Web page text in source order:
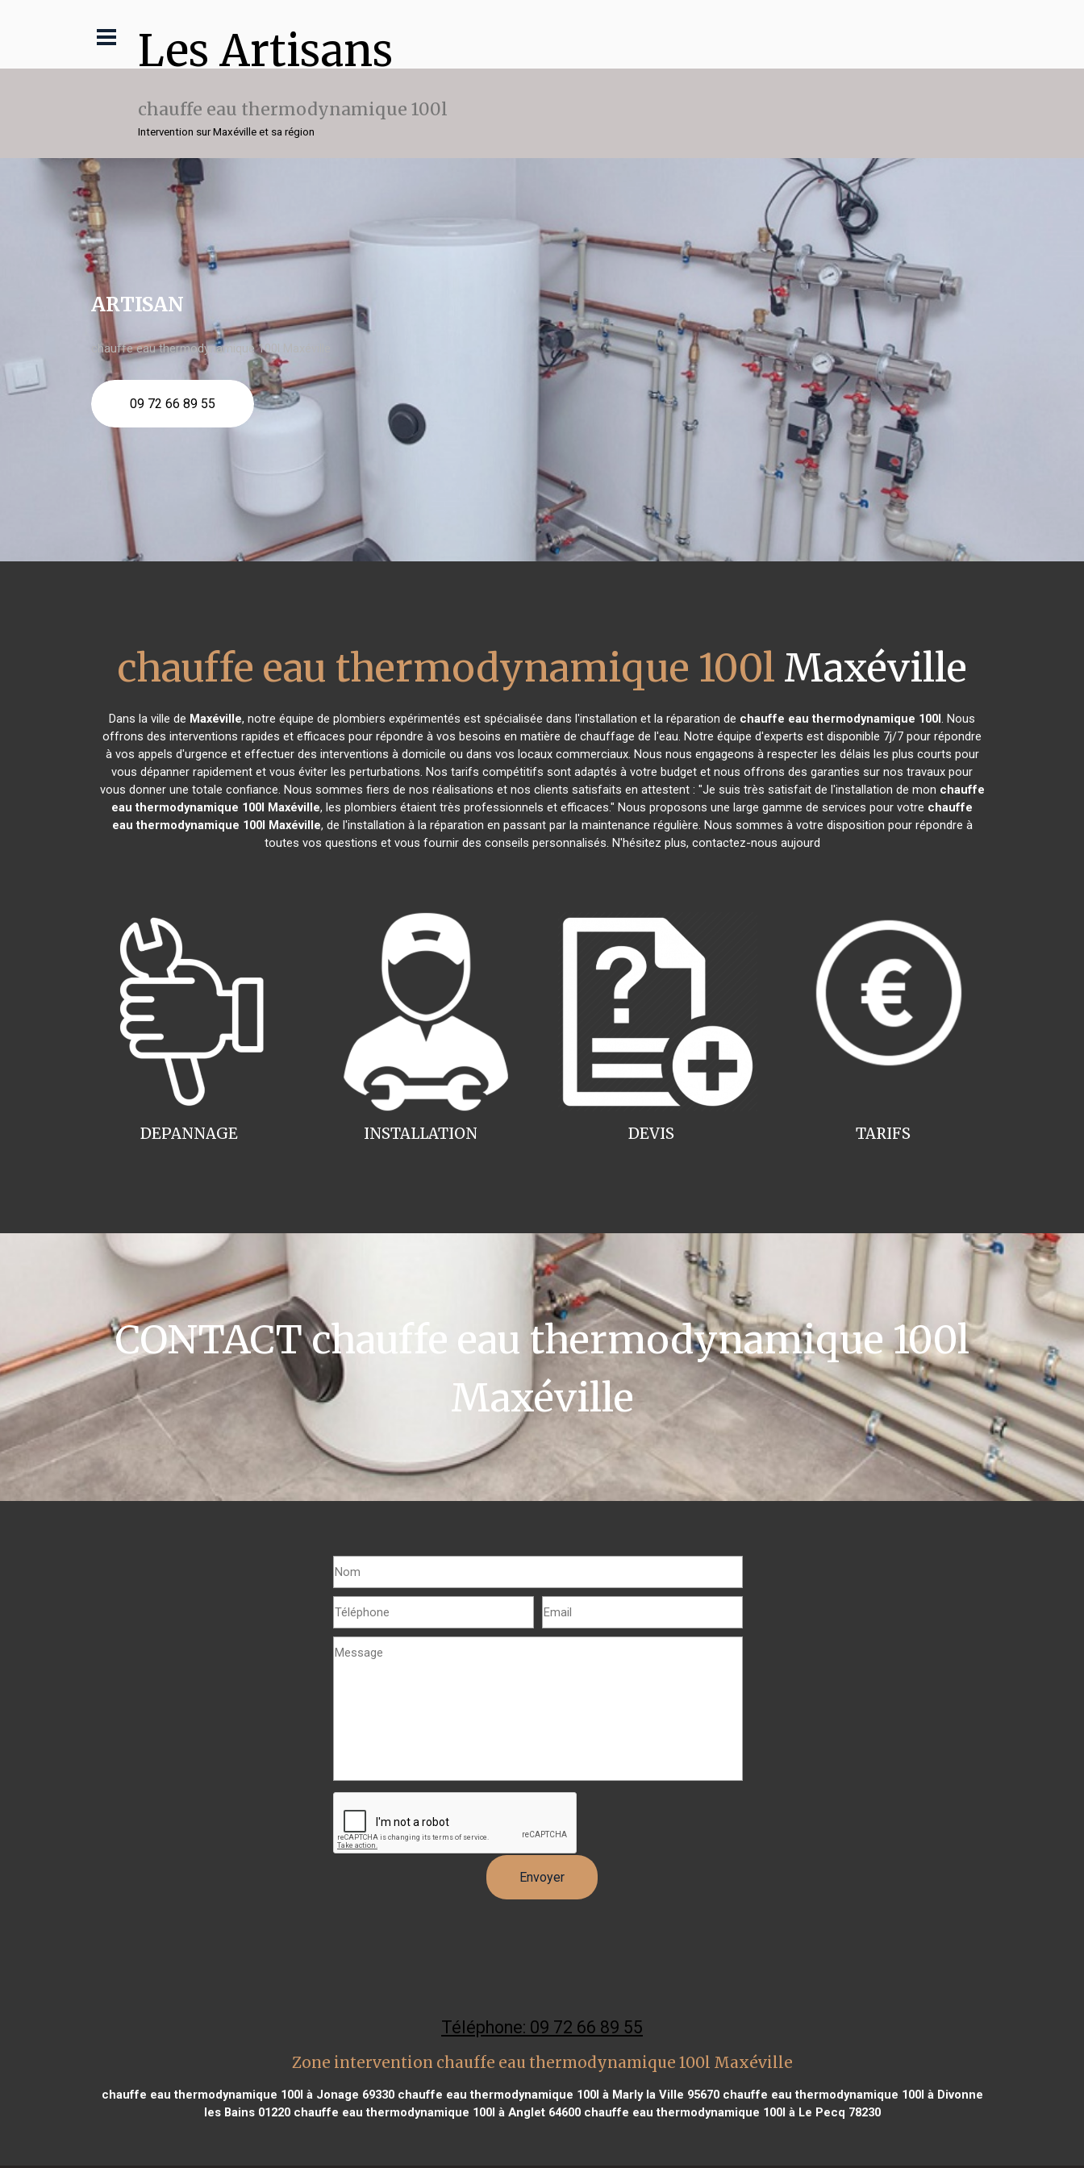
Les Artisans
chauffe eau thermodynamique 100l
Intervention sur Maxéville et sa région
ARTISAN
chauffe eau thermodynamique 100l Maxéville
09 72 66 89 55
chauffe eau thermodynamique 100l Maxéville
Dans la ville de Maxéville, notre équipe de plombiers expérimentés est spécialisée dans l'installation et la réparation de chauffe eau thermodynamique 100l. Nous
offrons des interventions rapides et efficaces pour répondre à vos besoins en matière de chauffage de l'eau. Notre équipe d'experts est disponible 7j/7 pour répondre
à vos appels d'urgence et effectuer des interventions à domicile ou dans vos locaux commerciaux. Nous nous engageons à respecter les délais les plus courts pour
vous dépanner rapidement et vous éviter les perturbations. Nos tarifs compétitifs sont adaptés à votre budget et nous offrons des garanties sur nos travaux pour
vous donner une totale confiance. Nous sommes fiers de nos réalisations et nos clients satisfaits en attestent : "Je suis très satisfait de l'installation de mon chauffe
eau thermodynamique 100l Maxéville, les plombiers étaient très professionnels et efficaces." Nous proposons une large gamme de services pour votre chauffe
eau thermodynamique 100l Maxéville, de l'installation à la réparation en passant par la maintenance régulière. Nous sommes à votre disposition pour répondre à
toutes vos questions et vous fournir des conseils personnalisés. N'hésitez plus, contactez-nous aujourd
INSTALLATION
DEPANNAGE TARIFS
DEVIS
CONTACT chauffe eau thermodynamique 100l
Maxéville
Téléphone: 09 72 66 89 55
Zone intervention chauffe eau thermodynamique 100l Maxéville
chauffe eau thermodynamique 100l à Jonage 69330chauffe eau thermodynamique 100l à Marly la Ville 95670chauffe eau thermodynamique 100l à Divonne
les Bains 01220chauffe eau thermodynamique 100l à Anglet 64600chauffe eau thermodynamique 100l à Le Pecq 78230